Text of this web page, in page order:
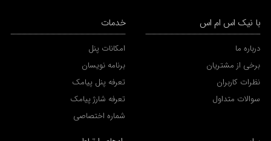
با نیک اس ام اس
درباره ما
برخی از مشتریان
نظرات کاربران
سوالات متداول
خدمات
امکانات پنل
برنامه نویسان
تعرفه پنل پیامک
تعرفه شارژ پیامک
شماره اختصاصی